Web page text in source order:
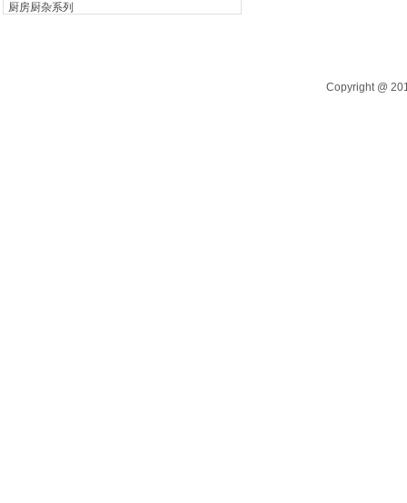
厨房厨杂系列
Copyright @